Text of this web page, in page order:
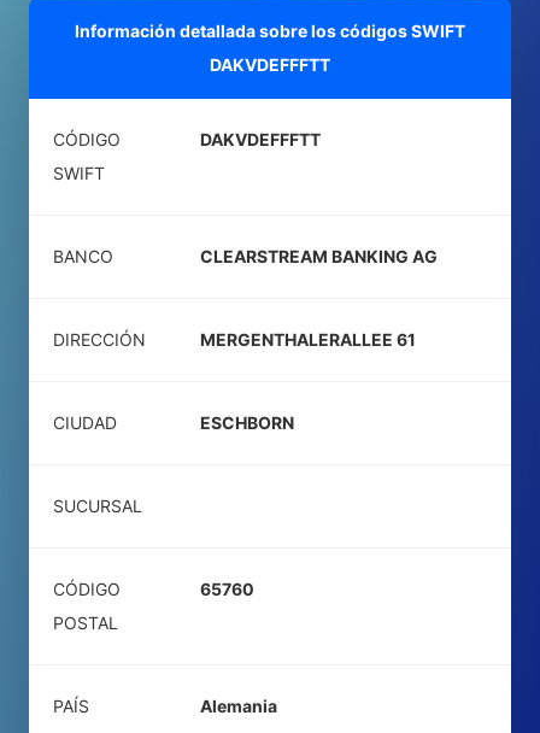
Información detallada sobre los códigos SWIFT
DAKVDEFFFTT
CÓDIGO
SWIFT
DAKVDEFFFTT
BANCO CLEARSTREAM BANKING AG
DIRECCIÓN MERGENTHALERALLEE 61
CIUDAD ESCHBORN
SUCURSAL
CÓDIGO
POSTAL
65760
PAÍS Alemania